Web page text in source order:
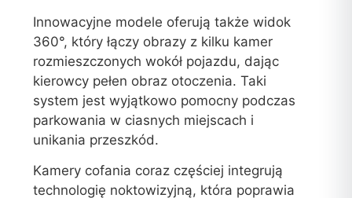
Innowacyjne modele oferują także widok
360°, który łączy obrazy z kilku kamer
rozmieszczonych wokół pojazdu, dając
kierowcy pełen obraz otoczenia. Taki
system jest wyjątkowo pomocny podczas
parkowania w ciasnych miejscach i
unikania przeszkód.
Kamery cofania coraz częściej integrują
technologię noktowizyjną, która poprawia